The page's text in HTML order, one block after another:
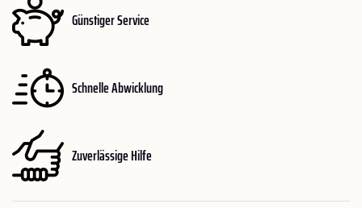
Günstiger Service
Schnelle Abwicklung
Zuverlässige Hilfe